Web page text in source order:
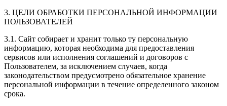
3. ЦЕЛИ ОБРАБОТКИ ПЕРСОНАЛЬНОЙ ИНФОРМАЦИИ
ПОЛЬЗОВАТЕЛЕЙ
3.1. Сайт собирает и хранит только ту персональную
информацию, которая необходима для предоставления
сервисов или исполнения соглашений и договоров с
Пользователем, за исключением случаев, когда
законодательством предусмотрено обязательное хранение
персональной информации в течение определенного законом
срока.